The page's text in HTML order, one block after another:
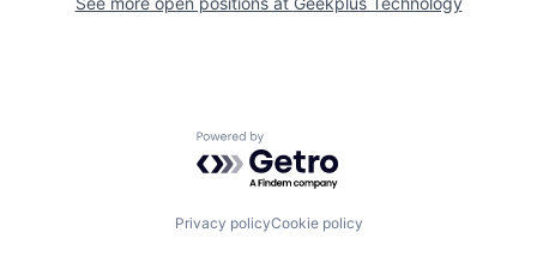
Powered by Getro.com
Privacy policyCookie policy